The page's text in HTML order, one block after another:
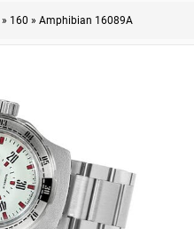
» 160 » Amphibian 16089A